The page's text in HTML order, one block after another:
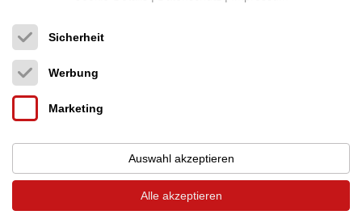
Einladung zum monatlichen HiFi-Stammtisch im
Media@Home Reymer
Liebe Musik und HiFi Freunde
wir laden Euch herzlich zu unserem monatlichen
Sicherheit
Werbung
Marketing
Auswahl akzeptieren
Alle akzeptieren